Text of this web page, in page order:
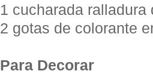
1 cucharada ralladura
2 gotas de colorante
Para Decorar